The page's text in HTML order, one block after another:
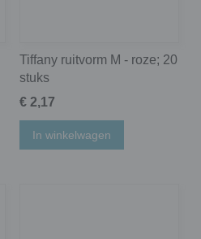
Tiffany ruitvorm M - roze; 20
stuks
€ 2,17
In winkelwagen